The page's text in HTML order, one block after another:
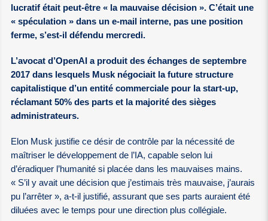
lucratif était peut-être « la mauvaise décision ». C’était une
« spéculation » dans un e-mail interne, pas une position
ferme, s’est-il défendu mercredi.
L’avocat d’OpenAI a produit des échanges de septembre
2017 dans lesquels Musk négociait la future structure
capitalistique d’un entité commerciale pour la start-up,
réclamant 50% des parts et la majorité des sièges
administrateurs.
Elon Musk justifie ce désir de contrôle par la nécessité de
maîtriser le développement de l’IA, capable selon lui
d’éradiquer l’humanité si placée dans les mauvaises mains.
« S’il y avait une décision que j’estimais très mauvaise, j’aurais
pu l’arrêter », a-t-il justifié, assurant que ses parts auraient été
diluées avec le temps pour une direction plus collégiale.